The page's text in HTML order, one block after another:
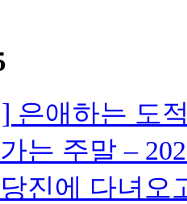
은애하는 도
는 주말 –
진에 다녀오